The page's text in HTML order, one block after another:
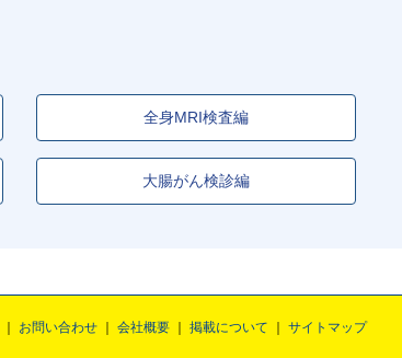
全身MRI検査編
大腸がん検診編
お問い合わせ 会社概要 掲載について サイトマップ